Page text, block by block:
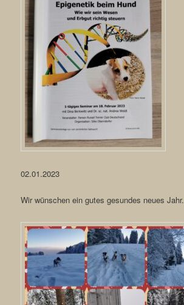
02.01.2023
Wir wünschen ein gutes gesundes neues Jahr.